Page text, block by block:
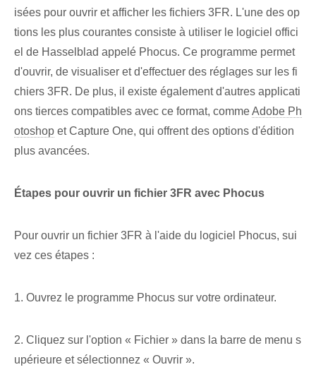
isées pour ouvrir et afficher les fichiers 3FR. L'une des op
tions les plus courantes consiste à utiliser le logiciel offici
el de Hasselblad appelé Phocus. Ce programme ‌permet
d'ouvrir, de visualiser et d'effectuer des réglages sur les fi
chiers 3FR. De plus, il existe également d'autres ‍applicati
ons tierces⁤ compatibles avec ce format, commeAdobe Ph
otoshop et Capture One, qui offrent des options d'édition
plus avancées.
Étapes⁤ pour ouvrir ⁢un fichier 3FR avec Phocus
Pour ouvrir un fichier 3FR à l'aide du logiciel Phocus, sui
vez ces étapes :
1. Ouvrez le programme ⁢Phocus ⁢sur votre ordinateur.
2. Cliquez sur l'option « Fichier » dans la barre de menu s
upérieure et sélectionnez « Ouvrir ».